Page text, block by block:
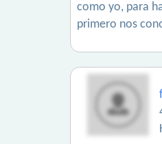
como yo, para
primero nos